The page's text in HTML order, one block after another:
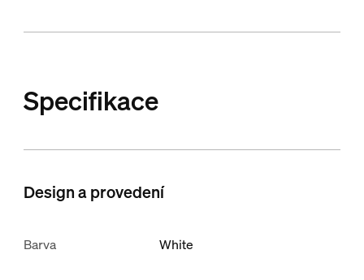
Specifikace
Design a provedení
Barva White